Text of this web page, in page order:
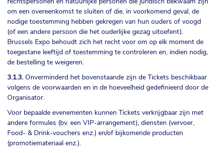
om een overeenkomst te sluiten of die, in voorkomend geval, de
nodige toestemming hebben gekregen van hun ouders of voogd
(of een andere persoon die het ouderlijke gezag uitoefent).
Brussels Expo behoudt zich het recht voor om op elk moment de
toegestane leeftijd of toestemming te controleren en, indien nodig,
de bestelling te weigeren.
3.1.3. Onverminderd het bovenstaande zijn de Tickets beschikbaar
volgens de voorwaarden en in de hoeveelheid gedefinieerd door de
Organisator.
Voor bepaalde evenementen kunnen Tickets verkrijgbaar zijn met
andere formules (bv. een VIP-arrangement), diensten (vervoer,
Food- & Drink-vouchers enz.) en/of bijkomende producten
(promotiemateriaal enz.).